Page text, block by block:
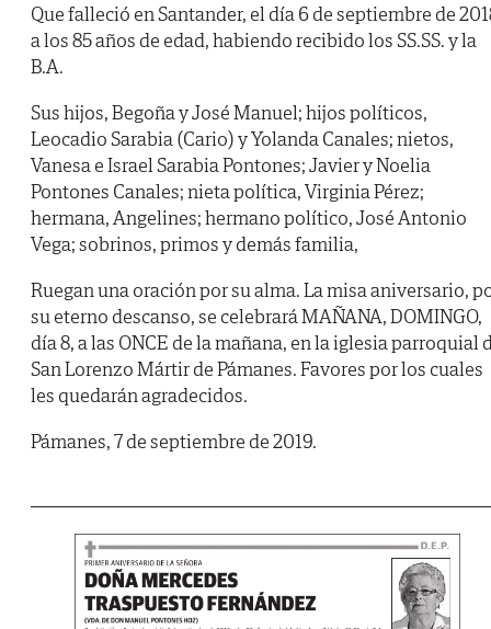
Que falleció en Santander, el día 6 de septiembre de
a los 85 años de edad, habiendo recibido los SS.SS. y la
B.A.
Sus hijos, Begoña y José Manuel; hijos políticos,
Leocadio Sarabia (Cario) y Yolanda Canales; nietos,
Vanesa e Israel Sarabia Pontones; Javier y Noelia
Pontones Canales; nieta política, Virginia Pérez;
hermana, Angelines; hermano político, José Antonio
Vega; sobrinos, primos y demás familia,
Ruegan una oración por su alma. La misa aniversario,
su eterno descanso, se celebrará MAÑANA, DOMINGO,
día 8, a las ONCE de la mañana, en la iglesia parroquial
San Lorenzo Mártir de Pámanes. Favores por los cuales
les quedarán agradecidos.
Pámanes, 7 de septiembre de 2019.